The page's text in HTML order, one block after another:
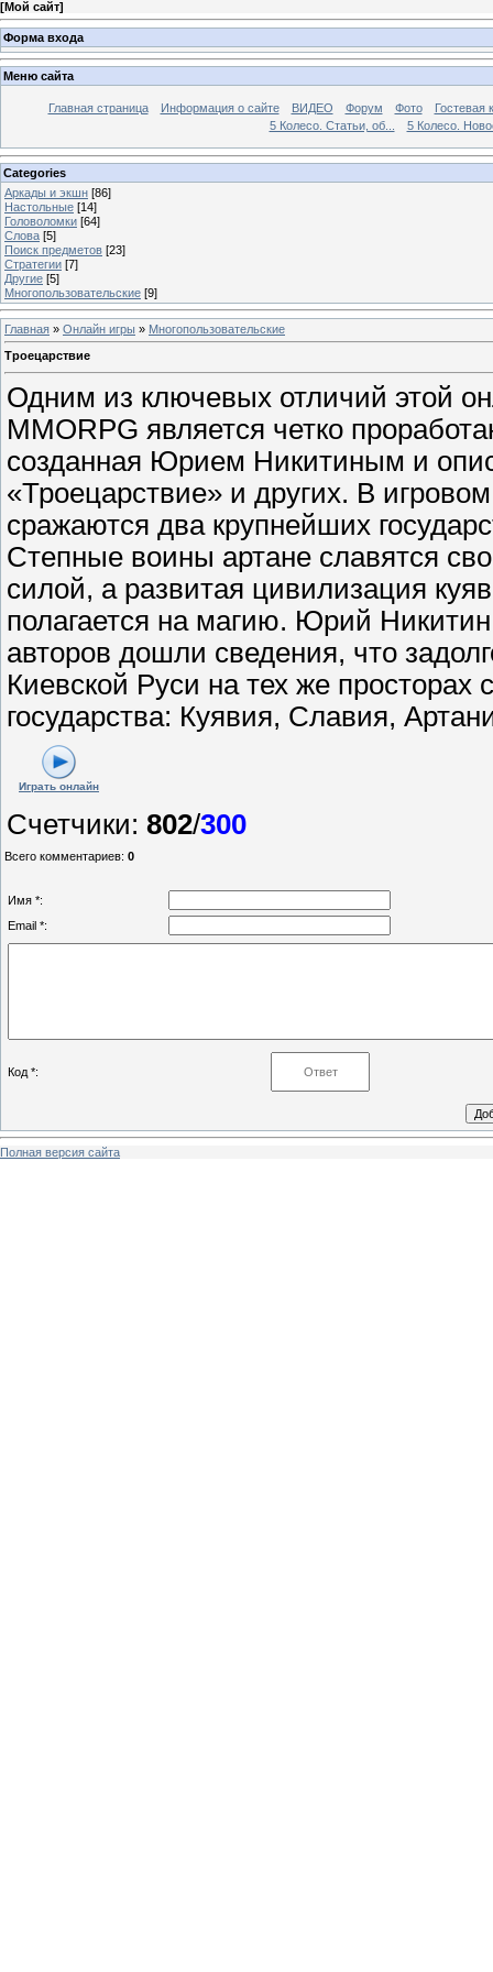
[Мой сайт]
Форма входа
Меню сайта
Главная страница Информация о сайте ВИДЕО Форум Фото
Гостевая
5 Колесо. Статьи, об...
5 Колесо.
Categories
Аркады и экшн [86]
Настольные [14]
Головоломки [64]
Слова [5]
Поиск предметов [23]
Стратегии [7]
Другие [5]
Многопользовательские [9]
Главная » Онлайн игры » Многопользовательские
Троецарствие
Одним из ключевых отличий этой
MMORPG является четко
созданная Юрием Никитиным и
«Троецарствие» и других. В
сражаются два крупнейших
Степные воины артане славятся
силой, а развитая цивилизация
полагается на магию. Юрий
авторов дошли сведения, что
Киевской Руси на тех же просторах
государства: Куявия, Славия,
Играть онлайн
Счетчики: 802/300
Всего комментариев: 0
Имя *:
Email *:
Код *:
Полная версия сайта